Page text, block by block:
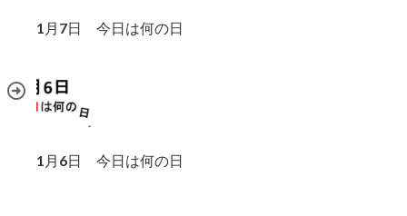
1月7日 今日は何の日
1月6日 今日は何の日